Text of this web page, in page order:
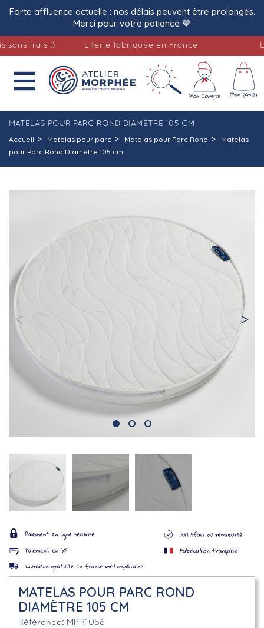
Forte affluence actuelle : nos délais peuvent être prolongés.
Merci pour votre patience 💙
frais :) Literie fabriquée en France

MATELAS POUR PARC ROND DIAMÈTRE 105 CM
Accueil Matelas pour parc Matelas pour Parc Rond
Matelas
pour Parc Rond Diamètre 105 cm
MATELAS POUR PARC ROND
DIAMÈTRE 105 CM
Référence MPR1056